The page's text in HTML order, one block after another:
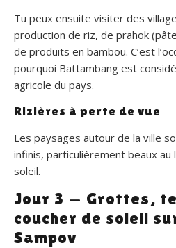
Tu peux ensuite visiter des
production de riz, de prahok
de produits en bambou. C’est
pourquoi Battambang est
agricole du pays.
Rizières à perte de vue
Les paysages autour de la ville
infinis, particulièrement beaux au
soleil.
Jour 3 — Grottes,
coucher de soleil
Sampov